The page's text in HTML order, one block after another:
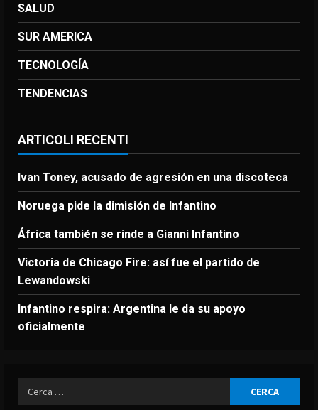
SALUD
SUR AMERICA
TECNOLOGÍA
TENDENCIAS
ARTICOLI RECENTI
Ivan Toney, acusado de agresión en una discoteca
Noruega pide la dimisión de Infantino
África también se rinde a Gianni Infantino
Victoria de Chicago Fire: así fue el partido de
Lewandowski
Infantino respira: Argentina le da su apoyo
oficialmente
Ricerca
per: